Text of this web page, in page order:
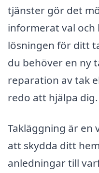
tjänster gör det
informerat val och
lösningen för ditt
du behöver en ny
reparation av tak
redo att hjälpa dig.
Takläggning är en
att skydda ditt
anledningar till